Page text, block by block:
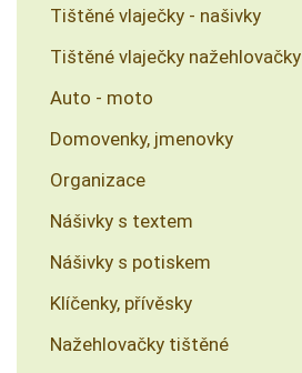
Tištěné vlaječky - našivky
Tištěné vlaječky nažehlovačky
Auto - moto
Domovenky, jmenovky
Organizace
Nášivky s textem
Nášivky s potiskem
Klíčenky, přívěsky
Nažehlovačky tištěné